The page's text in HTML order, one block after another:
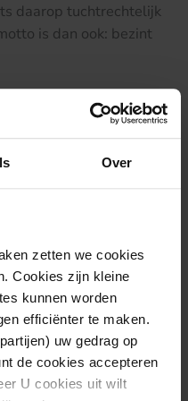
Over
zetten we cookies
Cookies zijn kleine
kunnen worden
efficiënter te maken.
uw gedrag op
de cookies accepteren
U cookies uit wilt
daarop tuchtrechtelijk
is dan ook: bezint